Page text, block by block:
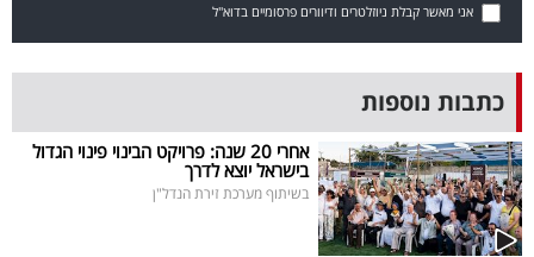
אני מאשר קבלת ניוזלטרים ודיוורים פרסומיים בדוא"ל
כתבות נוספות
אחרי 20 שנה: פרויקט הבינוי פינוי הגדול
בישראל יוצא לדרך
בשיתוף מערכת זירת הנדל"ן